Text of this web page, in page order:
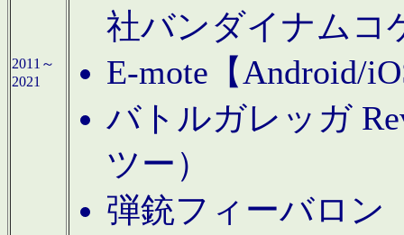
2011～
2021
社バンダイナムコ
E-mote【Android/
バトルガレッガ
ツー）
弾銃フィーバロン